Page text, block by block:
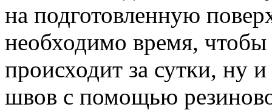
на подготовленную
необходимо время,
происходит за сутки, ну
швов с помощью